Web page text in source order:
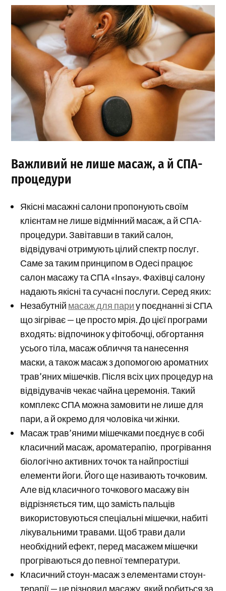
Важливий не лише масаж, а й СПА-
процедури
Якісні масажні салони пропонують своїм
клієнтам не лише відмінний масаж, а й СПА-
процедури. Завітавши в такий салон,
відвідувачі отримують цілий спектр послуг.
Саме за таким принципом в Одесі працює
салон масажу та СПА «Іnsay». Фахівці салону
надають якісні та сучасні послуги. Серед яких:
Незабутній масаж для париу поєднанні зі СПА
що зігріває — це просто мрія. До цієї програми
входять: відпочинок у фітобочці, обгортання
усього тіла, масаж обличчя та нанесення
маски, а також масаж з допомогою ароматних
трав’яних мішечків. Після всіх цих процедур на
відвідувачів чекає чайна церемонія. Такий
комплекс СПА можна замовити не лише для
пари, а й окремо для чоловіка чи жінки.
Масаж трав’яними мішечками поєднує в собі
класичний масаж, ароматерапію, прогрівання
біологічно активних точок та найпростіші
елементи йоги. Його ще називають точковим.
Але від класичного точкового масажу він
відрізняється тим, що замість пальців
використовуються спеціальні мішечки, набиті
лікувальними травами. Щоб трави дали
необхідний ефект, перед масажем мішечки
прогріваються до певної температури.
Класичний стоун-масаж з елементами стоун-
терапії — це різновид масажу, який робиться за